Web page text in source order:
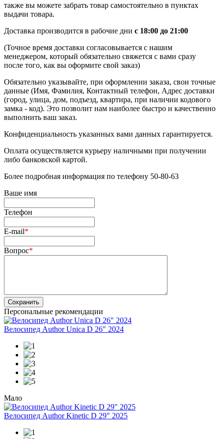
также вы можете забрать товар самостоятельно в пунктах
выдачи товара.
Доставка производится в рабочие дни с 18:00 до 21:00
(Точное время доставки согласовывается с нашим
менеджером, который обязательно свяжется с вами сразу
после того, как вы оформите свой заказ)
Обязательно указывайте, при оформлении заказа, свои точные
данные (Имя, Фамилия, Контактный телефон, Адрес доставки
(город, улица, дом, подъезд, квартира, при наличии кодового
замка - код). Это позволит нам наиболее быстро и качественно
выполнить ваш заказ.
Конфиденциальность указанных вами данных гарантируется.
Оплата осуществляется курьеру наличными при получении
либо банковской картой.
Более подробная информация по телефону 50-80-63
Ваше имя
Телефон
E-mail*
Вопрос*
Сохранить
Персональные рекомендации
Велосипед Author Unica D 26" 2024
Мало
Велосипед Author Kinetic D 29" 2025